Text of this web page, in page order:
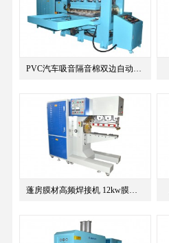
PVC汽车吸音隔音棉双边自动滑台高频热合机
蓬房膜材高频焊接机 12kw膜结构高频熔接机